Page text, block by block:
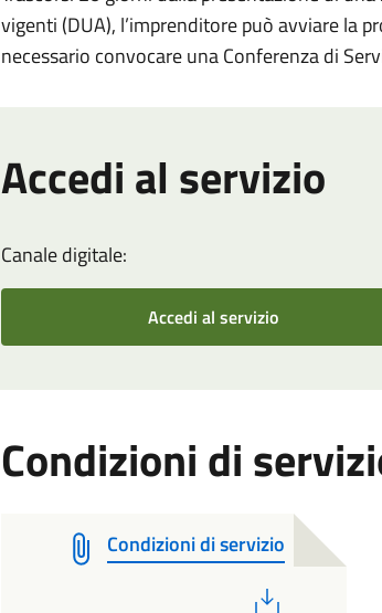
vigenti (DUA), l’imprenditore può avviare la
necessario convocare una Conferenza di
Accedi al servizio
Canale digitale:
Accedi al servizio
Condizioni di
Condizioni di servizio